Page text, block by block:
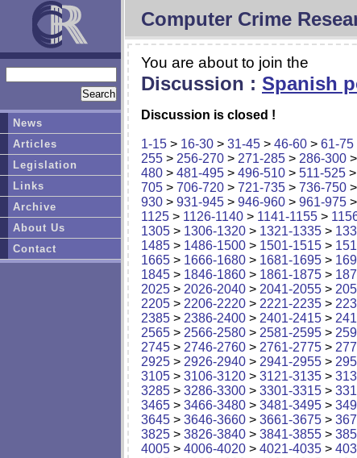
Computer Crime
You are about to join the
Discussion : Spanish
Discussion is closed !
1-15 > 16-30 > 31-45 > 46-60 > 61-75
255 > 256-270 > 271-285 > 286-300 >
480 > 481-495 > 496-510 > 511-525 >
705 > 706-720 > 721-735 > 736-750 >
930 > 931-945 > 946-960 > 961-975 >
1125 > 1126-1140 > 1141-1155 >
1305 > 1306-1320 > 1321-1335 >
1485 > 1486-1500 > 1501-1515 >
1665 > 1666-1680 > 1681-1695 >
1845 > 1846-1860 > 1861-1875 >
2025 > 2026-2040 > 2041-2055 >
2205 > 2206-2220 > 2221-2235 >
2385 > 2386-2400 > 2401-2415 >
2565 > 2566-2580 > 2581-2595 >
2745 > 2746-2760 > 2761-2775 >
2925 > 2926-2940 > 2941-2955 >
3105 > 3106-3120 > 3121-3135 >
3285 > 3286-3300 > 3301-3315 >
3465 > 3466-3480 > 3481-3495 >
3645 > 3646-3660 > 3661-3675 >
3825 > 3826-3840 > 3841-3855 >
4005 > 4006-4020 > 4021-4035 >
News
Articles
Legislation
Links
Archive
About Us
Contact